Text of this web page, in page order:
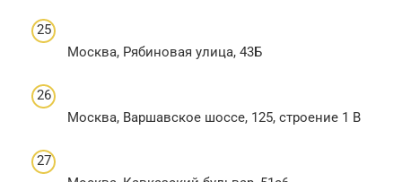
Москва, Рябиновая улица, 43Б
Москва, Варшавское шоссе, 125, строение 1 В